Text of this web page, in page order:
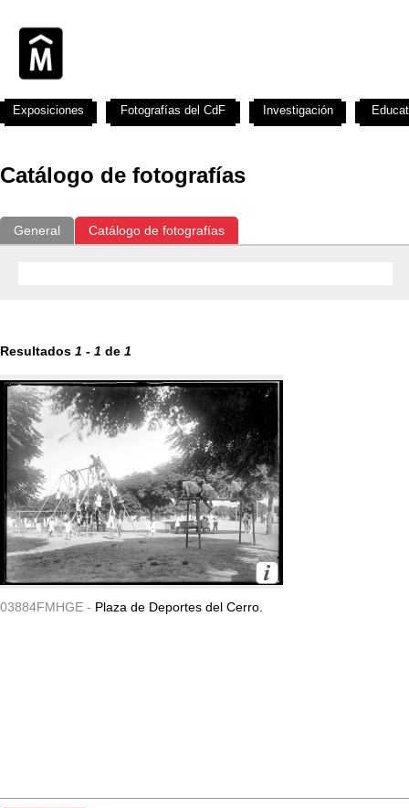
Catálogo de fotografías
General Catálogo de fotografías
Resultados 1 - 1 de 1
03884FMHGE - Plaza de Deportes del Cerro.
Exposiciones Fotografías del CdF Investigación